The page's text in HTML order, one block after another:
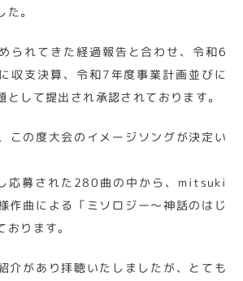
。
られてきた経過報告と合わせ、令和6
収支決算、令和7年度事業計画並びに
として提出され承認されております。
この度大会のイメージソングが決定い
応募された280曲の中から、mitsuki
作曲による「ミソロジー～神話のはじ
ります。
介があり拝聴いたしましたが、とても